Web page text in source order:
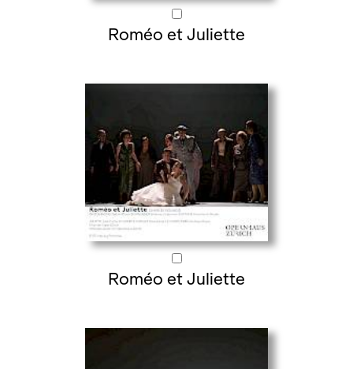
Roméo et Juliette
Roméo et Juliette